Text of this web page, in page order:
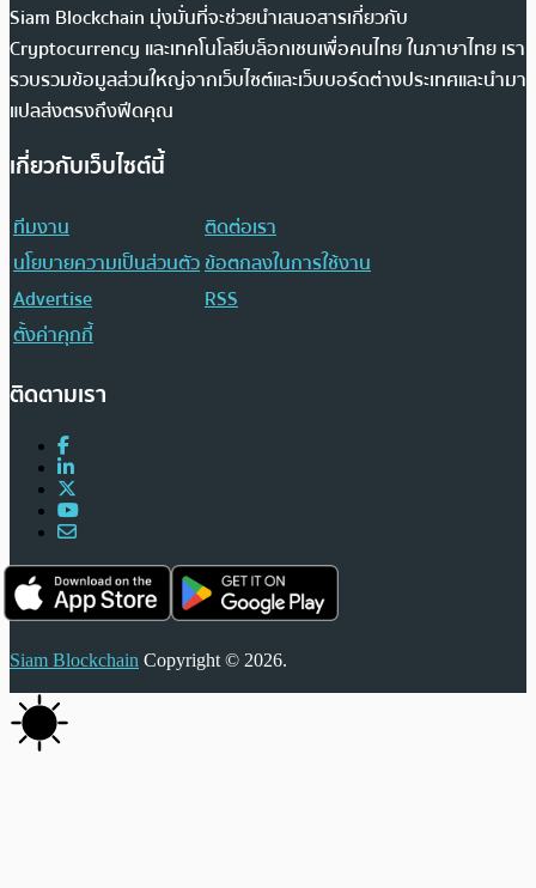
Siam Blockchain มุ่งมั่นที่จะช่วยนำเสนอสารเกี่ยวกับ
Cryptocurrency และเทคโนโลยีบล็อกเชนเพื่อคนไทย ในภาษาไทย เรา
รวบรวมข้อมูลส่วนใหญ่จากเว็บไซต์และเว็บบอร์ดต่างประเทศและนำมา
แปลส่งตรงถึงฟีดคุณ
เกี่ยวกับเว็บไซต์นี้
ทีมงาน
ติดต่อเรา
นโยบายความเป็นส่วนตัวข้อตกลงในการใช้งาน
Advertise
RSS
ตั้งค่าคุกกี้
ติดตามเรา
Siam Blockchain Copyright © 2026.